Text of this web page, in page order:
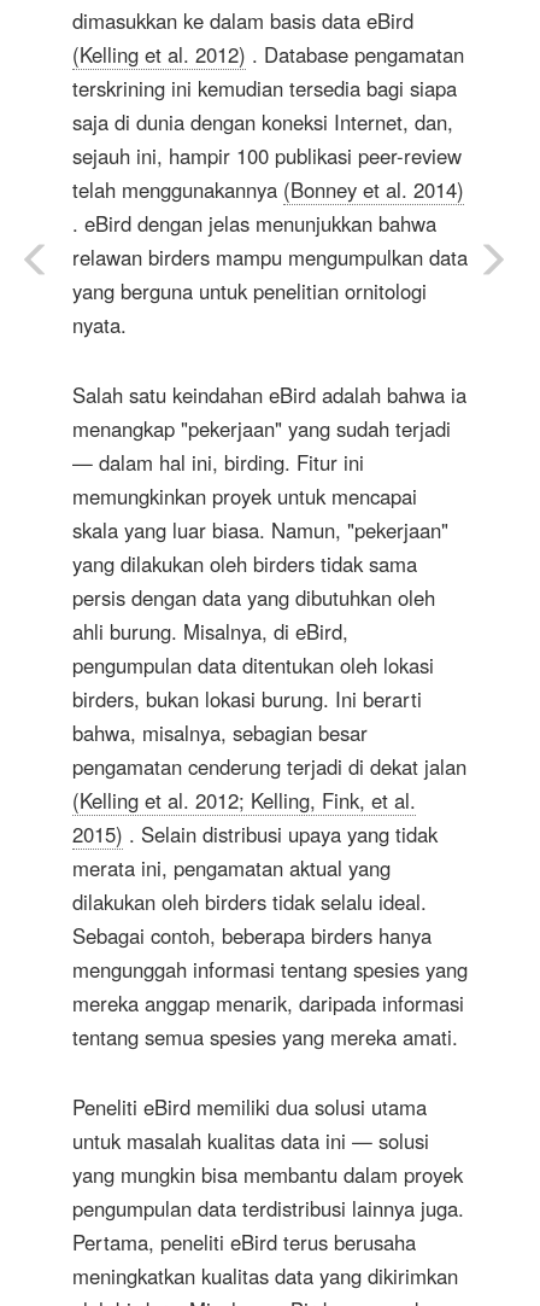
dimasukkan ke dalam basis data eBird
(Kelling et al. 2012) . Database pengamatan
terskrining ini kemudian tersedia bagi siapa
saja di dunia dengan koneksi Internet, dan,
sejauh ini, hampir 100 publikasi peer-review
telah menggunakannya (Bonney et al. 2014)
. eBird dengan jelas menunjukkan bahwa
relawan birders mampu mengumpulkan data
yang berguna untuk penelitian ornitologi
nyata.
Salah satu keindahan eBird adalah bahwa ia
menangkap "pekerjaan" yang sudah terjadi
— dalam hal ini, birding. Fitur ini
memungkinkan proyek untuk mencapai
skala yang luar biasa. Namun, "pekerjaan"
yang dilakukan oleh birders tidak sama
persis dengan data yang dibutuhkan oleh
ahli burung. Misalnya, di eBird,
pengumpulan data ditentukan oleh lokasi
birders, bukan lokasi burung. Ini berarti
bahwa, misalnya, sebagian besar
pengamatan cenderung terjadi di dekat jalan
(Kelling et al. 2012; Kelling, Fink, et al.
2015) . Selain distribusi upaya yang tidak
merata ini, pengamatan aktual yang
dilakukan oleh birders tidak selalu ideal.
Sebagai contoh, beberapa birders hanya
mengunggah informasi tentang spesies yang
mereka anggap menarik, daripada informasi
tentang semua spesies yang mereka amati.
Peneliti eBird memiliki dua solusi utama
untuk masalah kualitas data ini — solusi
yang mungkin bisa membantu dalam proyek
pengumpulan data terdistribusi lainnya juga.
Pertama, peneliti eBird terus berusaha
meningkatkan kualitas data yang dikirimkan